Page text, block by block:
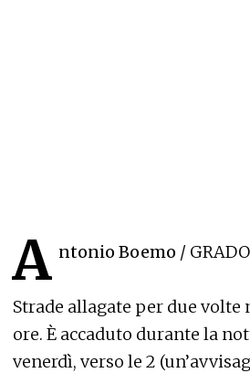
A ntonio Boemo / GRADO
Strade allagate per due volte
ore. È accaduto durante la
venerdì, verso le 2